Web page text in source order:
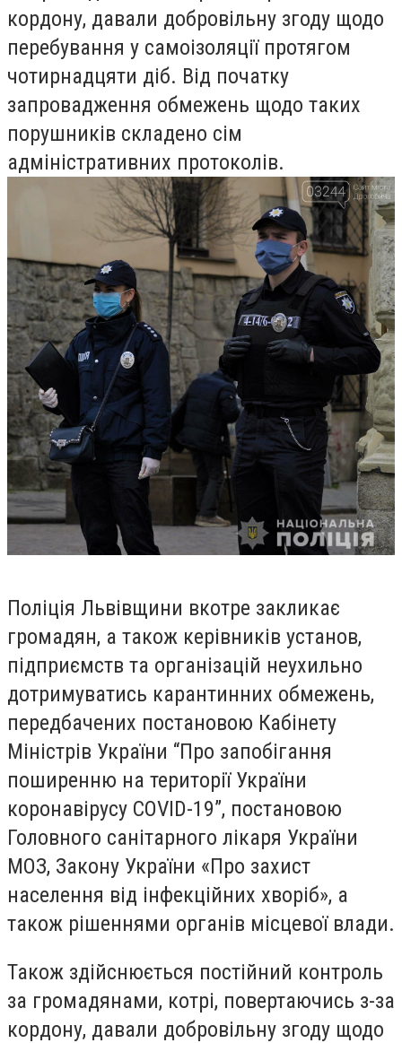
кордону, давали добровільну згоду щодо
перебування у самоізоляції протягом
чотирнадцяти діб. Від початку
запровадження обмежень щодо таких
порушників складено сім
адміністративних протоколів.
Поліція Львівщини вкотре закликає
громадян, а також керівників установ,
підприємств та організацій неухильно
дотримуватись карантинних обмежень,
передбачених постановою Кабінету
Міністрів України “Про запобігання
поширенню на території України
коронавірусу COVID-19”, постановою
Головного санітарного лікаря України
МОЗ, Закону України «Про захист
населення від інфекційних хворіб», а
також рішеннями органів місцевої влади.
Також здійснюється постійний контроль
за громадянами, котрі, повертаючись з-за
кордону, давали добровільну згоду щодо